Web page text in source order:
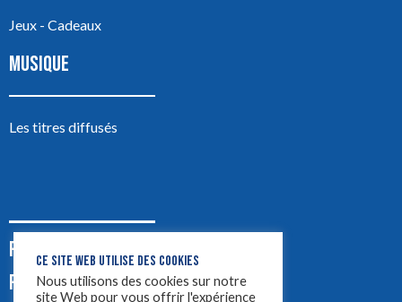
Jeux - Cadeaux
MUSIQUE
Les titres diffusés
PODCASTS
PUB
CE SITE WEB UTILISE DES COOKIES
Nous utilisons des cookies sur notre
site Web pour vous offrir l'expérience